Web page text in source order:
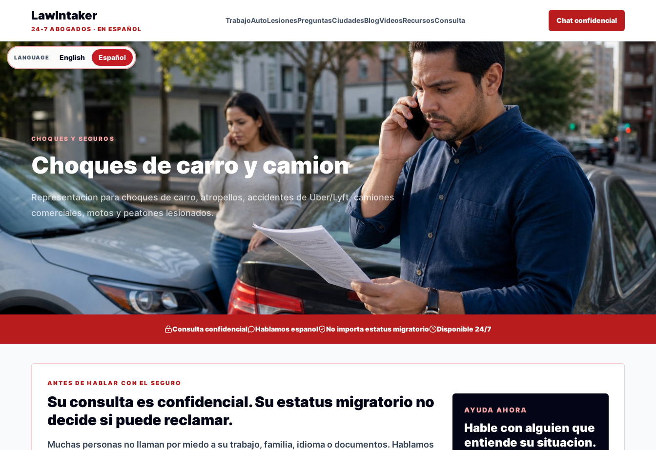
English Español
LawIntaker
24-7 ABOGADOS · EN ESPAÑOL
TrabajoAutoLesionesPreguntasCiudadesBlogVideosRecursosConsulta Chat confidencial
CHOQUES Y SEGUROS
Choques de carro y camion
Representacion para choques de carro, atropellos, accidentes de Uber/Lyft, camiones
comerciales, motos y peatones lesionados.
Consulta confidencial Hablamos espanol No importa estatus migratorio Disponible 24/7
ANTES DE HABLAR CON EL SEGURO
Su consulta es confidencial. Su estatus migratorio no
decide si puede reclamar.
Muchas personas no llaman por miedo a su trabajo, familia, idioma o documentos. Hablamos
AYUDA AHORA
Hable con alguien que
entiende su situacion.